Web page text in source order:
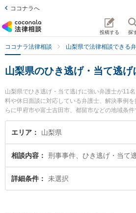
ココナラへ
投稿する 探
ココナラ法律相談 山梨県で法律相談できる
山梨県のひき逃げ・当て逃げ
山梨県でひき逃げ・当て逃げに強い弁護士が11
料や休日面談に対応している弁護士、解決事例
らに甲府市や富士吉田市、都留市などの地域条
事事件に関係する加害者側や少年事件、再犯・
り込み検索もでき便利です。特に丹澤法律事務
『山梨県で土日や夜間に発生したひき逃げ・当
護士に相談したい』『ひき逃げ・当て逃げのト
弁護士を検索したい』『初回相談無料でひき逃
エリア 山梨県
相談内容 刑事事件、ひき逃げ・当て
詳細条件 未選択